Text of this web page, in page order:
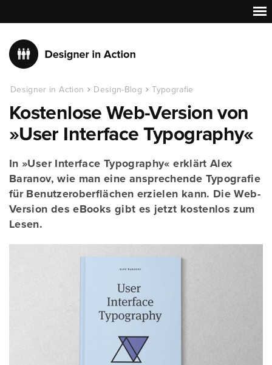
Designer in Action Design-Blog Typografie
Kostenlose Web-Version von
»User Interface Typography«
In »User Interface Typography« erklärt Alex
Baranov, wie man eine ansprechende Typografie
für Benutzeroberflächen erzielen kann. Die Web-
Version des eBooks gibt es jetzt kostenlos zum
Lesen.